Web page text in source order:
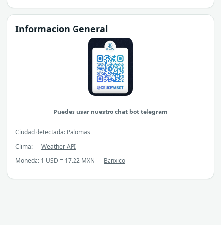
Informacion General
Puedes usar nuestro chat bot telegram
Ciudad detectada: Palomas
Clima: —Weather API
Moneda: 1 USD = 17.22 MXN — Banxico